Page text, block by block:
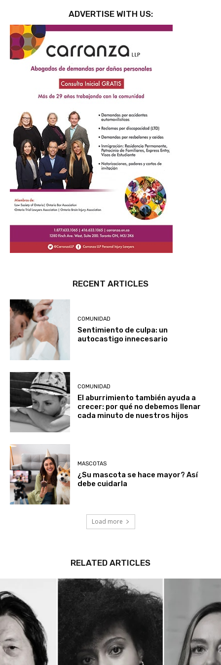
ADVERTISE WITH US:
RECENT ARTICLES
COMUNIDAD
Sentimiento de culpa: un
autocastigo innecesario
COMUNIDAD
El aburrimiento también ayuda a
crecer: por qué no debemos llenar
cada minuto de nuestros hijos
MASCOTAS
¿Su mascota se hace mayor? Así
debe cuidarla
Load more
RELATED ARTICLES